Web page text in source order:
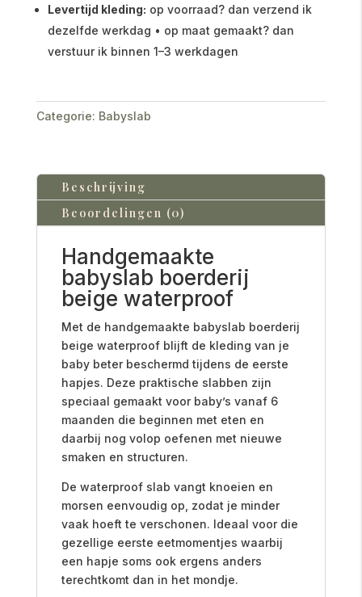
Levertijd kleding: op voorraad? dan verzend ik
dezelfde werkdag • op maat gemaakt? dan
verstuur ik binnen 1–3 werkdagen
Categorie: Babyslab
Beschrijving
Beoordelingen (0)
Handgemaakte
babyslab boerderij
beige waterproof
Met de handgemaakte babyslab boerderij
beige waterproof blijft de kleding van je
baby beter beschermd tijdens de eerste
hapjes. Deze praktische slabben zijn
speciaal gemaakt voor baby’s vanaf 6
maanden die beginnen met eten en
daarbij nog volop oefenen met nieuwe
smaken en structuren.
De waterproof slab vangt knoeien en
morsen eenvoudig op, zodat je minder
vaak hoeft te verschonen. Ideaal voor die
gezellige eerste eetmomentjes waarbij
een hapje soms ook ergens anders
terechtkomt dan in het mondje.